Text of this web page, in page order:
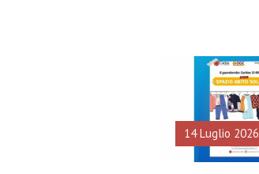
14 Luglio 2026